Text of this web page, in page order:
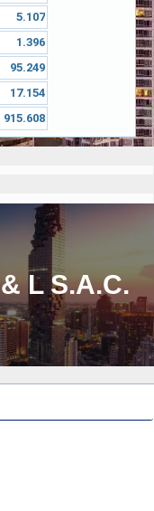
L S.A.C.